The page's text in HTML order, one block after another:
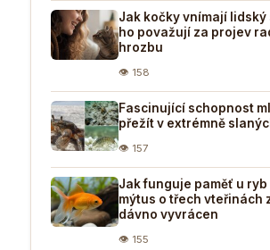
Jak kočky vnímají lidský
ho považují za projev
hrozbu
👁 158
Fascinující schopnost
přežít v extrémně
👁 157
Jak funguje paměť u ryb
mýtus o třech vteřinách
dávno vyvrácen
👁 155